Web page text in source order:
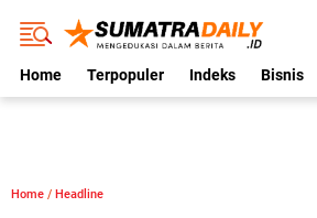
Home Terpopuler Indeks Bisnis
Home / Headline